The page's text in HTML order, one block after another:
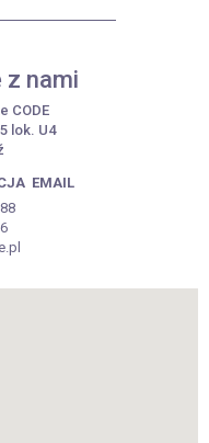
z nami
CODE
lok. U4
EMAIL